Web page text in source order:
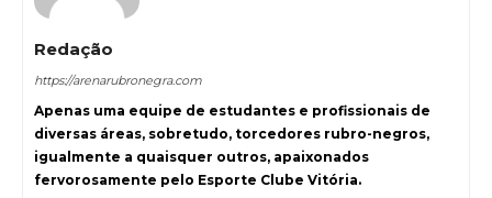
Redação
https://arenarubronegra.com
Apenas uma equipe de estudantes e profissionais de
diversas áreas, sobretudo, torcedores rubro-negros,
igualmente a quaisquer outros, apaixonados
fervorosamente pelo Esporte Clube Vitória.